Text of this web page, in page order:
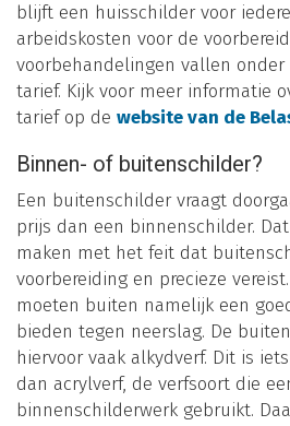
blijft een huisschilder voor
arbeidskosten voor de
voorbehandelingen vallen
tarief. Kijk voor meer informatie
tarief op de website van de
Binnen- of buitenschilder?
Een buitenschilder vraagt
prijs dan een binnenschilder.
maken met het feit dat
voorbereiding en precieze
moeten buiten namelijk een
bieden tegen neerslag. De
hiervoor vaak alkydverf. Dit is
dan acrylverf, de verfsoort die
binnenschilderwerk gebruikt.